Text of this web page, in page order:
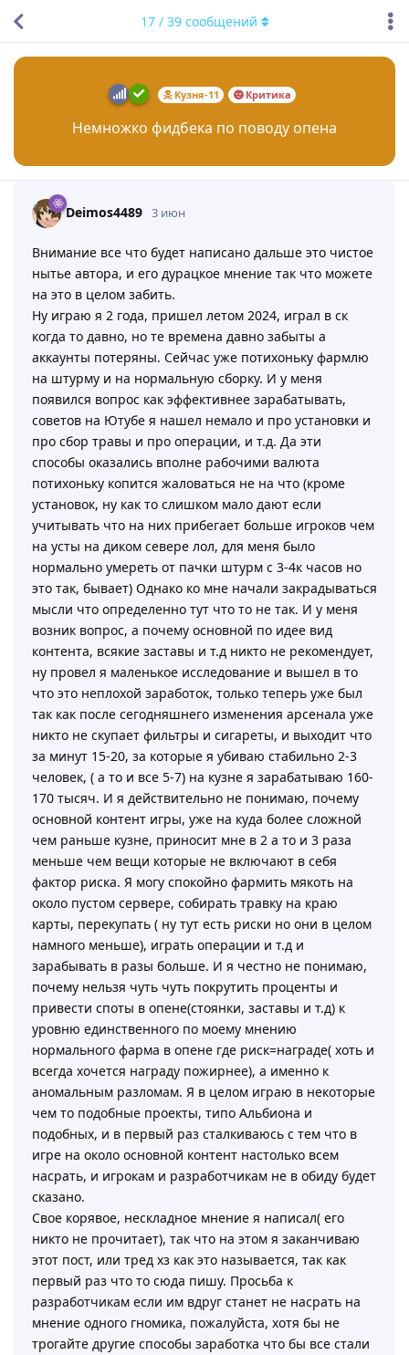
Кузня-11 Критика
Немножко фидбека по поводу опена
17/ 39сообщений
Deimos4489 3 июн
Внимание все что будет написано дальше это чистое
нытье автора, и его дурацкое мнение так что можете
на это в целом забить.
Ну играю я 2 года, пришел летом 2024, играл в ск
когда то давно, но те времена давно забыты а
аккаунты потеряны. Сейчас уже потихоньку фармлю
на штурму и на нормальную сборку. И у меня
появился вопрос как эффективнее зарабатывать,
советов на Ютубе я нашел немало и про установки и
про сбор травы и про операции, и т.д. Да эти
способы оказались вполне рабочими валюта
потихоньку копится жаловаться не на что (кроме
установок, ну как то слишком мало дают если
учитывать что на них прибегает больше игроков чем
на усты на диком севере лол, для меня было
нормально умереть от пачки штурм с 3-4к часов но
это так, бывает) Однако ко мне начали закрадываться
мысли что определенно тут что то не так. И у меня
возник вопрос, а почему основной по идее вид
контента, всякие заставы и т.д никто не рекомендует,
ну провел я маленькое исследование и вышел в то
что это неплохой заработок, только теперь уже был
так как после сегодняшнего изменения арсенала уже
никто не скупает фильтры и сигареты, и выходит что
за минут 15-20, за которые я убиваю стабильно 2-3
человек, ( а то и все 5-7) на кузне я зарабатываю 160-
170 тысяч. И я действительно не понимаю, почему
основной контент игры, уже на куда более сложной
чем раньше кузне, приносит мне в 2 а то и 3 раза
меньше чем вещи которые не включают в себя
фактор риска. Я могу спокойно фармить мякоть на
около пустом сервере, собирать травку на краю
карты, перекупать ( ну тут есть риски но они в целом
намного меньше), играть операции и т.д и
зарабывать в разы больше. И я честно не понимаю,
почему нельзя чуть чуть покрутить проценты и
привести споты в опене(стоянки, заставы и т.д) к
уровню единственного по моему мнению
нормального фарма в опене где риск=награде( хоть и
всегда хочется награду пожирнее), а именно к
аномальным разломам. Я в целом играю в некоторые
чем то подобные проекты, типо Альбиона и
подобных, и в первый раз сталкиваюсь с тем что в
игре на около основной контент настолько всем
насрать, и игрокам и разработчикам не в обиду будет
сказано.
Свое корявое, нескладное мнение я написал( его
никто не прочитает), так что на этом я заканчиваю
этот пост, или тред хз как это называется, так как
первый раз что то сюда пишу. Просьба к
разработчикам если им вдруг станет не насрать на
мнение одного гномика, пожалуйста, хотя бы не
трогайте другие способы заработка что бы все стали